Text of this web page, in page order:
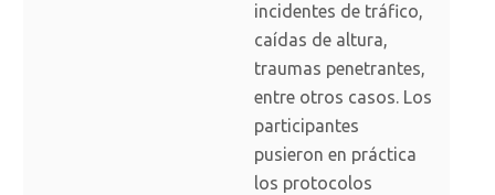
incidentes de tráfico,
caídas de altura,
traumas penetrantes,
entre otros casos. Los
participantes
pusieron en práctica
los protocolos